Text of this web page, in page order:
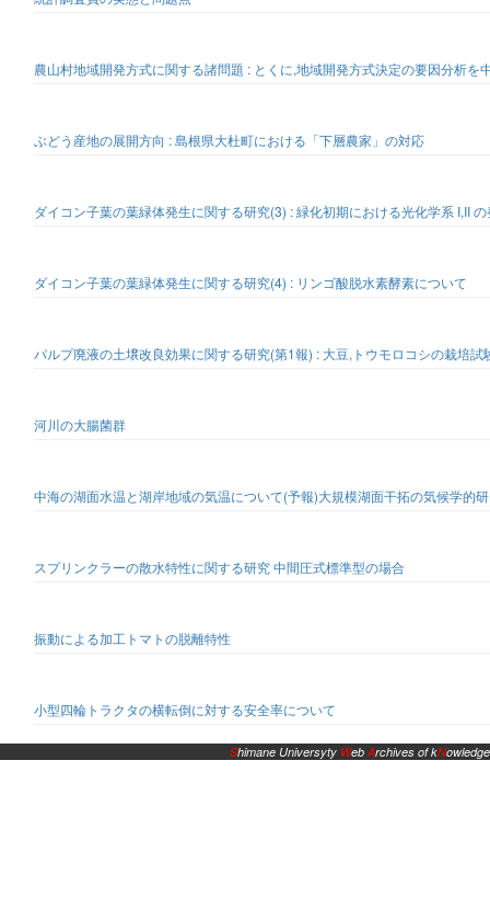
農山村地域開発方式に関する諸問題 : とくに,地域開発方式決定の要因分析を
ぶどう産地の展開方向 : 島根県大杜町における「下層農家」の対応
ダイコン子葉の葉緑体発生に関する研究(3) : 緑化初期における光化学系 I,II
ダイコン子葉の葉緑体発生に関する研究(4) : リンゴ酸脱水素酵素について
パルプ廃液の土壌改良効果に関する研究(第1報) : 大豆,トウモロコシの栽培試
河川の大腸菌群
中海の湖面水温と湖岸地域の気温について(予報)大規模湖面干拓の気候学的
スプリンクラーの散水特性に関する研究 中間圧式標準型の場合
振動による加工トマトの脱離特性
小型四輪トラクタの横転倒に対する安全率について
Shimane Universyty WebArchives of kNowledge